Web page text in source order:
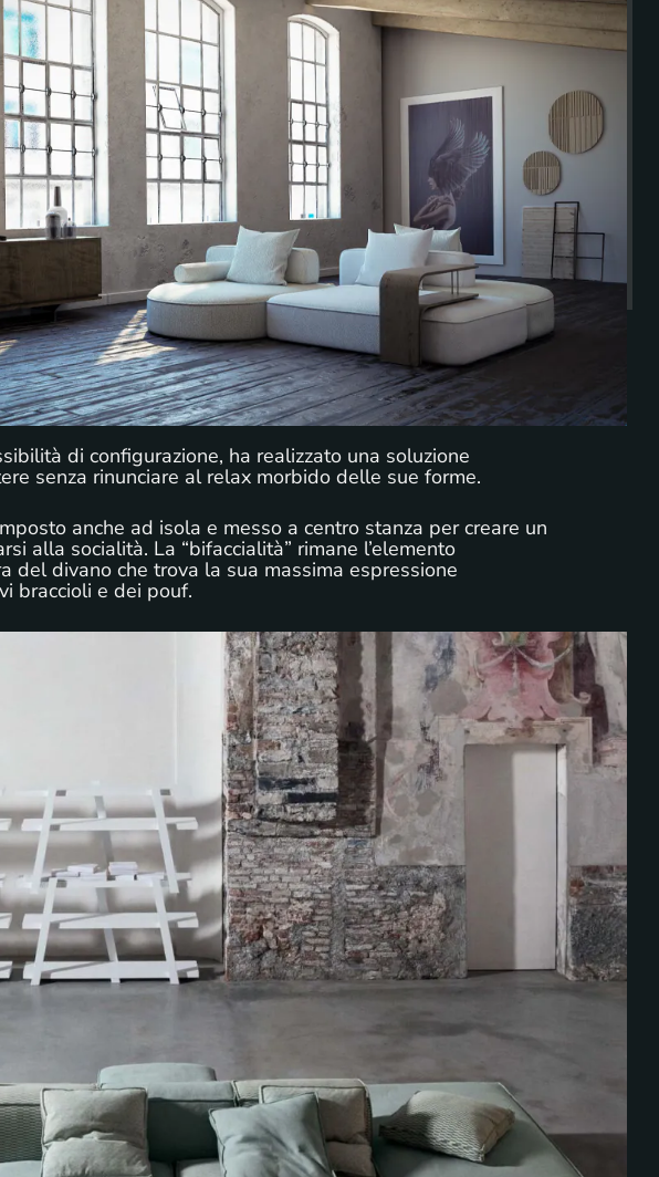
di configurazione, ha realizzato una soluzione
senza rinunciare al relax morbido delle sue forme.
anche ad isola e messo a centro stanza per creare un
alla socialità. La “bifaccialità” rimane l’elemento
del divano che trova la sua massima espressione
braccioli e dei pouf.